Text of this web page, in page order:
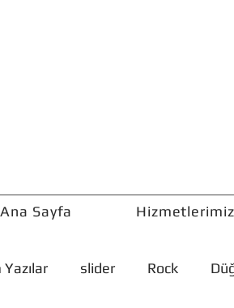
Ana Sayfa Hizmetlerimiz
slider Rock